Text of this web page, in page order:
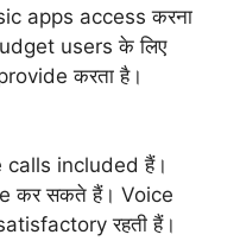
apps access करना
users के लिए
करता है।
included हैं।
कर सकते हैं। Voice
रहती हैं।